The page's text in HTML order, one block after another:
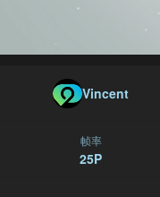
Vincent
帧率
25P